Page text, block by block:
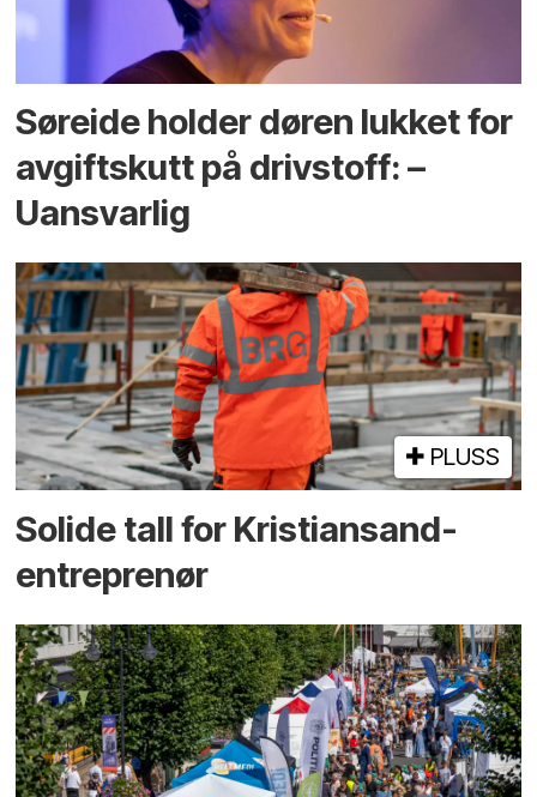
Søreide holder døren lukket for
avgiftskutt på drivstoff: –
Uansvarlig
PLUSS
Solide tall for Kristiansand-
entreprenør